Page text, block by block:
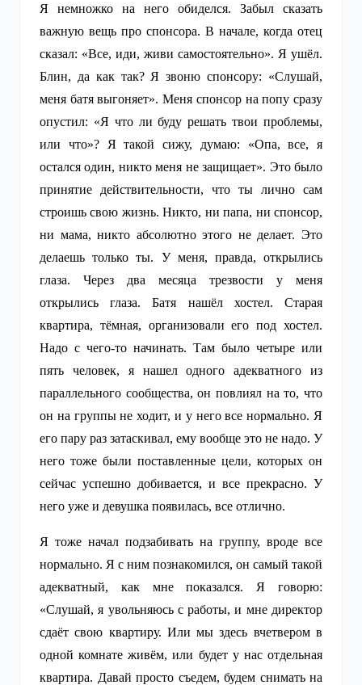
Я немножко на него обиделся. Забыл сказать
важную вещь про спонсора. В начале, когда отец
сказал: «Все, иди, живи самостоятельно». Я ушёл.
Блин, да как так? Я звоню спонсору: «Слушай,
меня батя выгоняет». Меня спонсор на попу сразу
опустил: «Я что ли буду решать твои проблемы,
или что»? Я такой сижу, думаю: «Опа, все, я
остался один, никто меня не защищает». Это было
принятие действительности, что ты лично сам
строишь свою жизнь. Никто, ни папа, ни спонсор,
ни мама, никто абсолютно этого не делает. Это
делаешь только ты. У меня, правда, открылись
глаза. Через два месяца трезвости у меня
открылись глаза. Батя нашёл хостел. Старая
квартира, тёмная, организовали его под хостел.
Надо с чего-то начинать. Там было четыре или
пять человек, я нашел одного адекватного из
параллельного сообщества, он повлиял на то, что
он на группы не ходит, и у него все нормально. Я
его пару раз затаскивал, ему вообще это не надо. У
него тоже были поставленные цели, которых он
сейчас успешно добивается, и все прекрасно. У
него уже и девушка появилась, все отлично.
Я тоже начал подзабивать на группу, вроде все
нормально. Я с ним познакомился, он самый такой
адекватный, как мне показался. Я говорю:
«Слушай, я увольняюсь с работы, и мне директор
сдаёт свою квартиру. Или мы здесь вчетвером в
одной комнате живём, или будет у нас отдельная
квартира. Давай просто съедем, будем снимать на